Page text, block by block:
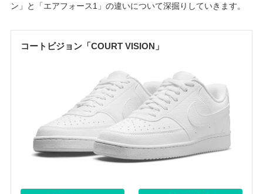
ン」と「エアフォース1」の違いについて深掘りしていきます。
コートビジョン「COURT VISION」